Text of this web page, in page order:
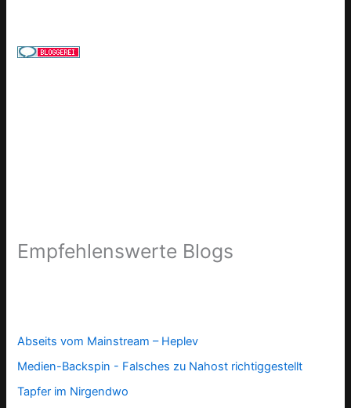
Empfehlenswerte Blogs
Abseits vom Mainstream – Heplev
Medien-Backspin - Falsches zu Nahost richtiggestellt
Tapfer im Nirgendwo